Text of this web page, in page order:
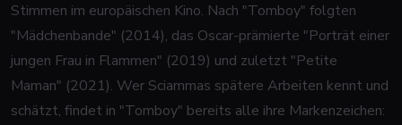
Stimmen im europäischen Kino. Nach "Tomboy" folgten
"Mädchenbande" (2014), das Oscar-prämierte "Porträt einer
jungen Frau in Flammen" (2019) und zuletzt "Petite
Maman" (2021). Wer Sciammas spätere Arbeiten kennt und
schätzt, findet in "Tomboy" bereits alle ihre Markenzeichen: